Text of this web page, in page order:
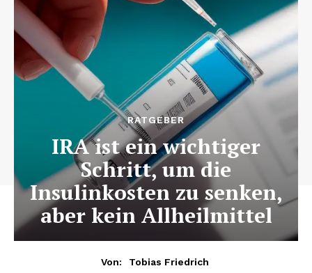
RATGEBER
IRA ist ein wichtiger
Schritt, um die
Insulinkosten zu senken,
aber kein Allheilmittel
Von:
Tobias Friedrich